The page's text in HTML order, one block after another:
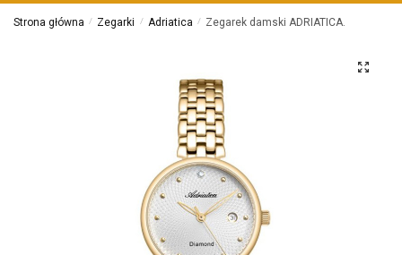
Strona główna / Zegarki / Adriatica / Zegarek damski ADRIATICA.